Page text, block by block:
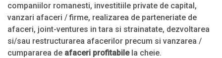
companiilor romanesti, investitiile private de capital,
vanzari afaceri / firme, realizarea de parteneriate de
afaceri, joint-ventures in tara si strainatate, dezvoltarea
si/sau restructurarea afacerilor precum si vanzarea /
cumpararea de afaceri profitabilela cheie.